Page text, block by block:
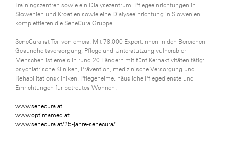
Trainingszentren sowie ein Dialysezentrum. Pflegeeinrichtungen in
Slowenien und Kroatien sowie eine Dialyseeinrichtung in Slowenien
komplettieren die SeneCura Gruppe.
SeneCura ist Teil von emeis. Mit 78.000 Expert:innen in den Bereichen
Gesundheitsversorgung, Pflege und Unterstützung vulnerabler
Menschen ist emeis in rund 20 Ländern mit fünf Kernaktivitäten tätig:
psychiatrische Kliniken, Prävention, medizinische Versorgung und
Rehabilitationskliniken, Pflegeheime, häusliche Pflegedienste und
Einrichtungen für betreutes Wohnen.
www.senecura.at
www.optimamed.at
www.senecura.at/25-jahre-senecura/